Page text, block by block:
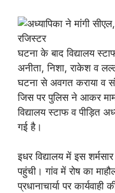
घटना के बाद विद्यालय
अनीता, निशा, राकेश व
घटना से अवगत कराया व
जिस पर पुलिस ने आकर
विद्यालय स्टाफ व पीड़ित
गई है।
इधर विद्यालय में इस
पहुंची। गांव में रोष का
प्रधानाचार्या पर